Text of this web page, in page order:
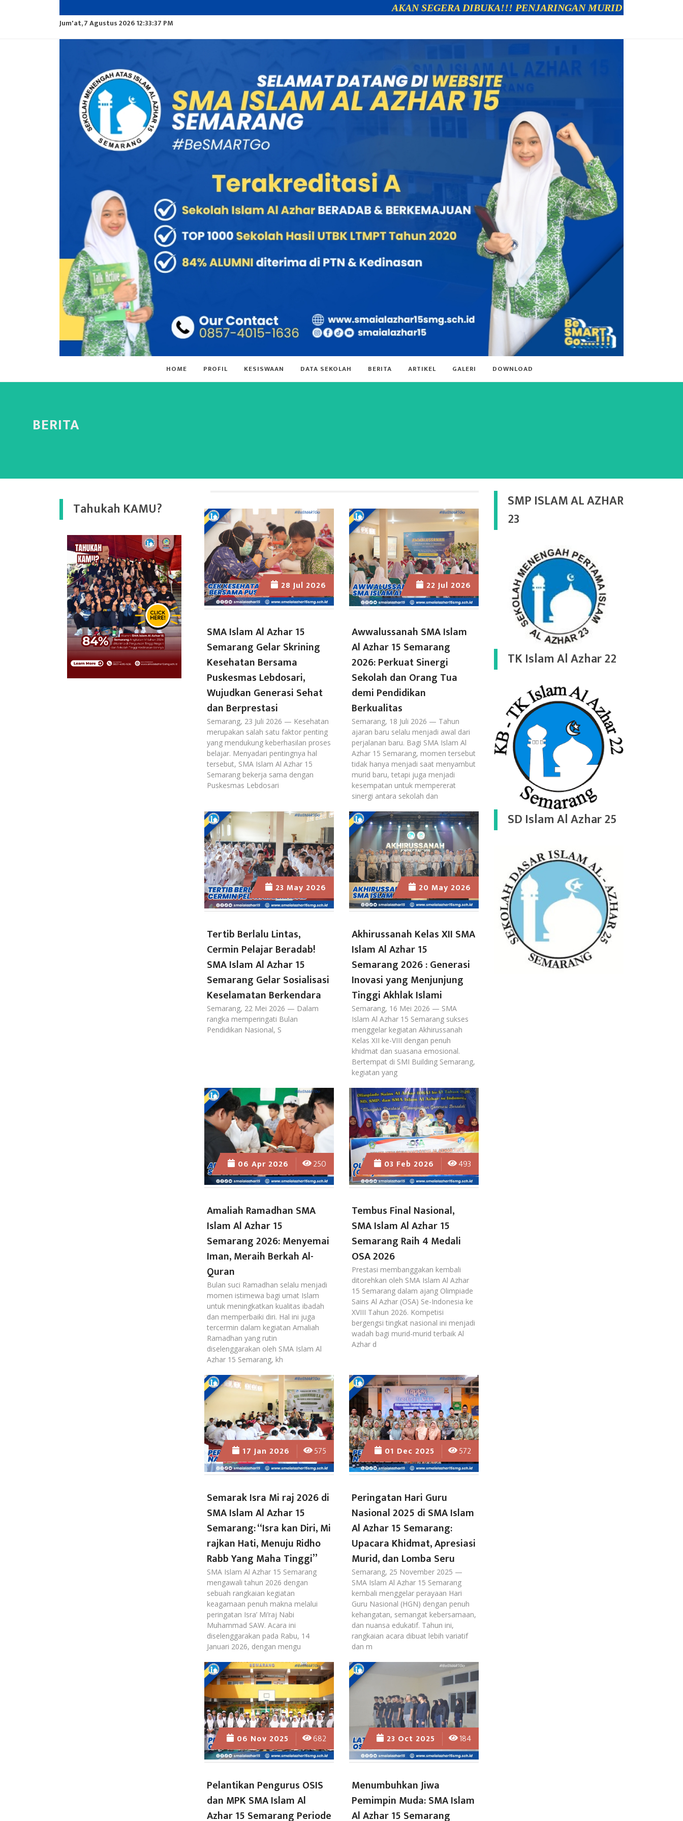
AKAN SEGERA DIBUKA!!! PENJARINGAN MURID BARU SEKOLAH
Jum'at, 7 Agustus 2026 12:33:38 PM
HOME PROFIL KESISWAAN DATA SEKOLAH BERITA ARTIKEL GALERI DOWNLOAD
BERITA
Tahukah KAMU?
28 Jul 2026
SMA Islam Al Azhar 15
Semarang Gelar Skrining
Kesehatan Bersama
Puskesmas Lebdosari,
Wujudkan Generasi Sehat
dan Berprestasi
Semarang, 23 Juli 2026 — Kesehatan
merupakan salah satu faktor penting
yang mendukung keberhasilan proses
belajar. Menyadari pentingnya hal
tersebut, SMA Islam Al Azhar 15
Semarang bekerja sama dengan
Puskesmas Lebdosari
22 Jul 2026
Awwalussanah SMA Islam
Al Azhar 15 Semarang
2026: Perkuat Sinergi
Sekolah dan Orang Tua
demi Pendidikan
Berkualitas
Semarang, 18 Juli 2026 — Tahun
ajaran baru selalu menjadi awal dari
perjalanan baru. Bagi SMA Islam Al
Azhar 15 Semarang, momen tersebut
tidak hanya menjadi saat menyambut
murid baru, tetapi juga menjadi
kesempatan untuk mempererat
sinergi antara sekolah dan
23 May 2026
Tertib Berlalu Lintas,
Cermin Pelajar Beradab!
SMA Islam Al Azhar 15
Semarang Gelar Sosialisasi
Keselamatan Berkendara
Semarang, 22 Mei 2026 — Dalam
rangka memperingati Bulan
Pendidikan Nasional, S
20 May 2026
Akhirussanah Kelas XII SMA
Islam Al Azhar 15
Semarang 2026 : Generasi
Inovasi yang Menjunjung
Tinggi Akhlak Islami
Semarang, 16 Mei 2026 — SMA
Islam Al Azhar 15 Semarang sukses
menggelar kegiatan Akhirussanah
Kelas XII ke-VIII dengan penuh
khidmat dan suasana emosional.
Bertempat di SMI Building Semarang,
kegiatan yang
06 Apr 2026 250
Amaliah Ramadhan SMA
Islam Al Azhar 15
Semarang 2026: Menyemai
Iman, Meraih Berkah Al-
Quran
Bulan suci Ramadhan selalu menjadi
momen istimewa bagi umat Islam
untuk meningkatkan kualitas ibadah
dan memperbaiki diri. Hal ini juga
tercermin dalam kegiatan Amaliah
Ramadhan yang rutin
diselenggarakan oleh SMA Islam Al
Azhar 15 Semarang, kh
03 Feb 2026 493
Tembus Final Nasional,
SMA Islam Al Azhar 15
Semarang Raih 4 Medali
OSA 2026
Prestasi membanggakan kembali
ditorehkan oleh SMA Islam Al Azhar
15 Semarang dalam ajang Olimpiade
Sains Al Azhar (OSA) Se-Indonesia ke
XVIII Tahun 2026. Kompetisi
bergengsi tingkat nasional ini menjadi
wadah bagi murid-murid terbaik Al
Azhar d
17 Jan 2026 575
Semarak Isra Mi raj 2026 di
SMA Islam Al Azhar 15
Semarang: “Isra kan Diri, Mi
rajkan Hati, Menuju Ridho
Rabb Yang Maha Tinggi”
SMA Islam Al Azhar 15 Semarang
mengawali tahun 2026 dengan
sebuah rangkaian kegiatan
keagamaan penuh makna melalui
peringatan Isra’ Mi’raj Nabi
Muhammad SAW. Acara ini
diselenggarakan pada Rabu, 14
Januari 2026, dengan mengu
01 Dec 2025 572
Peringatan Hari Guru
Nasional 2025 di SMA Islam
Al Azhar 15 Semarang:
Upacara Khidmat, Apresiasi
Murid, dan Lomba Seru
Semarang, 25 November 2025 —
SMA Islam Al Azhar 15 Semarang
kembali menggelar perayaan Hari
Guru Nasional (HGN) dengan penuh
kehangatan, semangat kebersamaan,
dan nuansa edukatif. Tahun ini,
rangkaian acara dibuat lebih variatif
dan m
06 Nov 2025 682
Pelantikan Pengurus OSIS
dan MPK SMA Islam Al
Azhar 15 Semarang Periode
23 Oct 2025 184
Menumbuhkan Jiwa
Pemimpin Muda: SMA Islam
Al Azhar 15 Semarang
SMP ISLAM AL AZHAR
23
TK Islam Al Azhar 22
SD Islam Al Azhar 25